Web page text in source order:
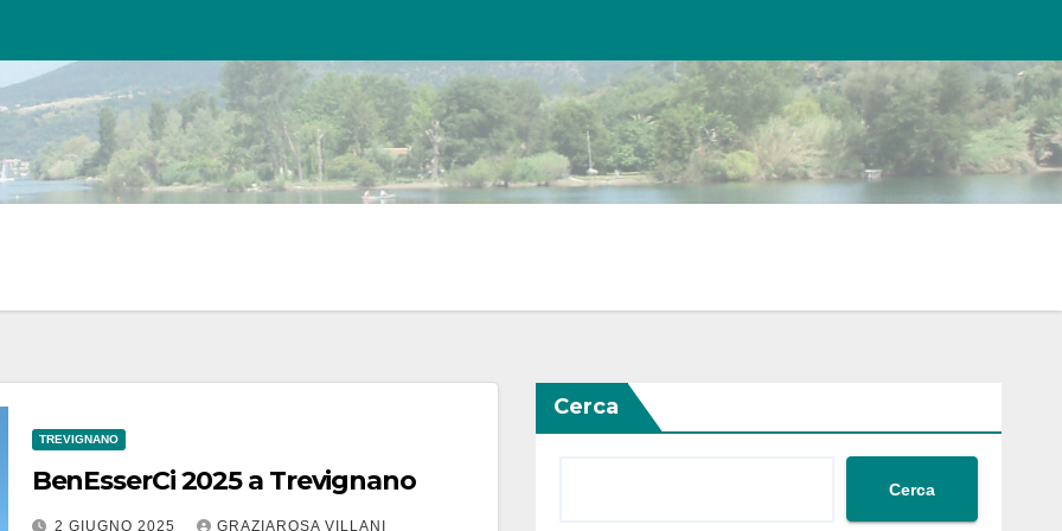
TREVIGNANO
BenEsserCi 2025 a Trevignano
2 GIUGNO 2025 GRAZIAROSA VILLANI
Cerca
Cerca